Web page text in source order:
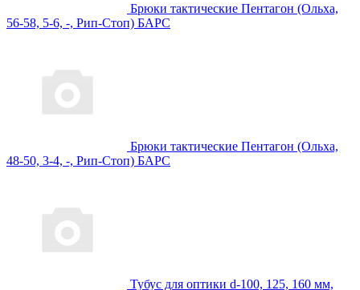
Брюки тактические Пентагон (Ольха,
56-58, 5-6, -, Рип-Стоп) БАРС
Брюки тактические Пентагон (Ольха,
48-50, 3-4, -, Рип-Стоп) БАРС
Тубус для оптики d-100, 125, 160 мм,